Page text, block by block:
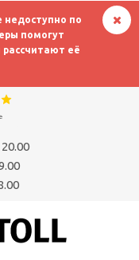
недоступно по
помогут
рассчитают её